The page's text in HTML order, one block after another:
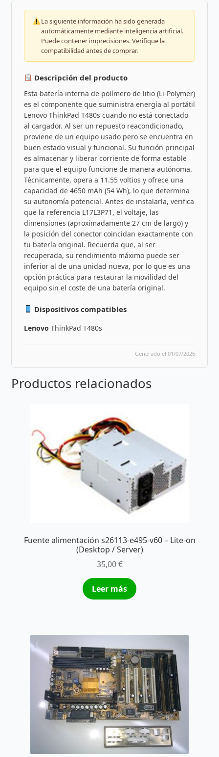
La siguiente información ha sido generada
automáticamente mediante inteligencia artificial.
Puede contener imprecisiones. Verifique la
compatibilidad antes de comprar.
Descripción del producto
Esta batería interna de polímero de litio (Li-Polymer)
es el componente que suministra energía al portátil
Lenovo ThinkPad T480s cuando no está conectado
al cargador. Al ser un repuesto reacondicionado,
proviene de un equipo usado pero se encuentra en
buen estado visual y funcional. Su función principal
es almacenar y liberar corriente de forma estable
para que el equipo funcione de manera autónoma.
Técnicamente, opera a 11.55 voltios y ofrece una
capacidad de 4650 mAh (54 Wh), lo que determina
su autonomía potencial. Antes de instalarla, verifica
que la referencia L17L3P71, el voltaje, las
dimensiones (aproximadamente 27 cm de largo) y
la posición del conector coincidan exactamente con
tu batería original. Recuerda que, al ser
recuperada, su rendimiento máximo puede ser
inferior al de una unidad nueva, por lo que es una
opción práctica para restaurar la movilidad del
equipo sin el coste de una batería original.
Dispositivos compatibles
Lenovo ThinkPad T480s
Generado el 01/07/2026
Productos relacionados
Fuente alimentación s26113-e495-v60 – Lite-on
(Desktop / Server)
35,00€
Leer más